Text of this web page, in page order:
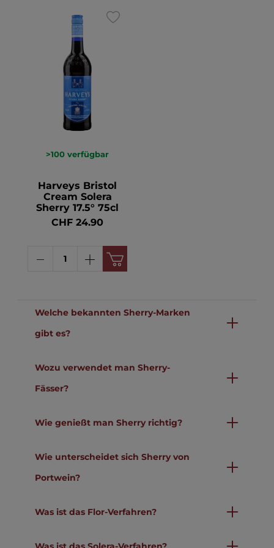
>100 verfügbar
Harveys Bristol
Cream Solera
Sherry 17.5° 75cl
CHF 24.90
Welche bekannten Sherry-Marken
gibt es?
Wozu verwendet man Sherry-
Fässer?
Wie genießt man Sherry richtig?
Wie unterscheidet sich Sherry von
Portwein?
Was ist das Flor-Verfahren?